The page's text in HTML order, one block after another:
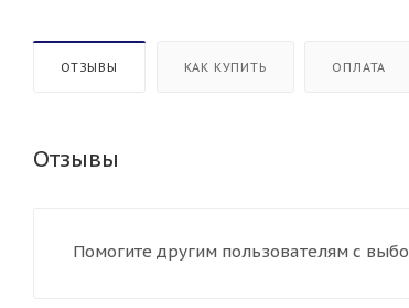
ОТЗЫВЫ КАК КУПИТЬ ОПЛАТА
Отзывы
Помогите другим пользователям с